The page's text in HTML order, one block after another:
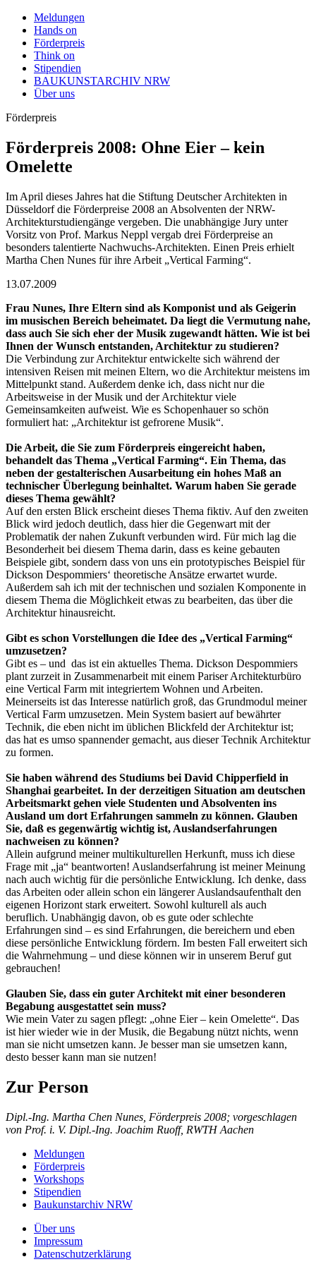
Meldungen
Hands on
Förderpreis
Think on
Stipendien
BAUKUNSTARCHIV NRW
Über uns
Förderpreis
Förderpreis 2008: Ohne Eier – kein
Omelette
Im April dieses Jahres hat die Stiftung Deutscher Architekten in
Düsseldorf die Förderpreise 2008 an Absolventen der NRW-
Architekturstudiengänge vergeben. Die unabhängige Jury unter
Vorsitz von Prof. Markus Neppl vergab drei Förderpreise an
besonders talentierte Nachwuchs-Architekten. Einen Preis erhielt
Martha Chen Nunes für ihre Arbeit „Vertical Farming“.
13.07.2009
Frau Nunes, Ihre Eltern sind als Komponist und als Geigerin
im musischen Bereich beheimatet. Da liegt die Vermutung nahe,
dass auch Sie sich eher der Musik zugewandt hätten. Wie ist bei
Ihnen der Wunsch entstanden, Architektur zu studieren?
Die Verbindung zur Architektur entwickelte sich während der
intensiven Reisen mit meinen Eltern, wo die Architektur meistens im
Mittelpunkt stand. Außerdem denke ich, dass nicht nur die
Arbeitsweise in der Musik und der Architektur viele
Gemeinsamkeiten aufweist. Wie es Schopenhauer so schön
formuliert hat: „Architektur ist gefrorene Musik“.
Die Arbeit, die Sie zum Förderpreis eingereicht haben,
behandelt das Thema „Vertical Farming“. Ein Thema, das
neben der gestalterischen Ausarbeitung ein hohes Maß an
technischer Überlegung beinhaltet. Warum haben Sie gerade
dieses Thema gewählt?
Auf den ersten Blick erscheint dieses Thema fiktiv. Auf den zweiten
Blick wird jedoch deutlich, dass hier die Gegenwart mit der
Problematik der nahen Zukunft verbunden wird. Für mich lag die
Besonderheit bei diesem Thema darin, dass es keine gebauten
Beispiele gibt, sondern dass von uns ein prototypisches Beispiel für
Dickson Despommiers‘ theoretische Ansätze erwartet wurde.
Außerdem sah ich mit der technischen und sozialen Komponente in
diesem Thema die Möglichkeit etwas zu bearbeiten, das über die
Architektur hinausreicht.
Gibt es schon Vorstellungen die Idee des „Vertical Farming“
umzusetzen?
Gibt es – und das ist ein aktuelles Thema. Dickson Despommiers
plant zurzeit in Zusammenarbeit mit einem Pariser Architekturbüro
eine Vertical Farm mit integriertem Wohnen und Arbeiten.
Meinerseits ist das Interesse natürlich groß, das Grundmodul meiner
Vertical Farm umzusetzen. Mein System basiert auf bewährter
Technik, die eben nicht im üblichen Blickfeld der Architektur ist;
das hat es umso spannender gemacht, aus dieser Technik Architektur
zu formen.
Sie haben während des Studiums bei David Chipperfield in
Shanghai gearbeitet. In der derzeitigen Situation am deutschen
Arbeitsmarkt gehen viele Studenten und Absolventen ins
Ausland um dort Erfahrungen sammeln zu können. Glauben
Sie, daß es gegenwärtig wichtig ist, Auslandserfahrungen
nachweisen zu können?
Allein aufgrund meiner multikulturellen Herkunft, muss ich diese
Frage mit „ja“ beantworten! Auslandserfahrung ist meiner Meinung
nach auch wichtig für die persönliche Entwicklung. Ich denke, dass
das Arbeiten oder allein schon ein längerer Auslandsaufenthalt den
eigenen Horizont stark erweitert. Sowohl kulturell als auch
beruflich. Unabhängig davon, ob es gute oder schlechte
Erfahrungen sind – es sind Erfahrungen, die bereichern und eben
diese persönliche Entwicklung fördern. Im besten Fall erweitert sich
die Wahrnehmung – und diese können wir in unserem Beruf gut
gebrauchen!
Glauben Sie, dass ein guter Architekt mit einer besonderen
Begabung ausgestattet sein muss?
Wie mein Vater zu sagen pflegt: „ohne Eier – kein Omelette“. Das
ist hier wieder wie in der Musik, die Begabung nützt nichts, wenn
man sie nicht umsetzen kann. Je besser man sie umsetzen kann,
desto besser kann man sie nutzen!
Zur Person
Dipl.-Ing. Martha Chen Nunes, Förderpreis 2008; vorgeschlagen
von Prof. i. V. Dipl.-Ing. Joachim Ruoff, RWTH Aachen
Meldungen
Förderpreis
Workshops
Stipendien
Baukunstarchiv NRW
Über uns
Impressum
Datenschutzerklärung